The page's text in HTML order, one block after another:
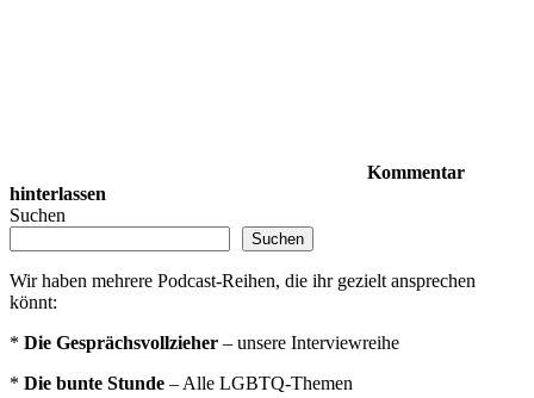
Kommentar
hinterlassen
Suchen
Suchen
Wir haben mehrere Podcast-Reihen, die ihr gezielt ansprechen
könnt:
* Die Gesprächsvollzieher – unsere Interviewreihe
* Die bunte Stunde – Alle LGBTQ-Themen